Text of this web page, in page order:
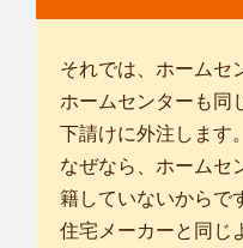
それでは、ホームセ
ホームセンターも同
下請けに外注します。
なぜなら、ホームセ
籍していないからで
住宅メーカーと同じ